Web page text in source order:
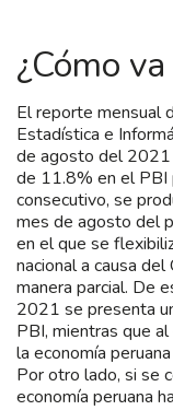
¿Cómo
El reporte mensual
Estadística e
de agosto del 2021
de 11.8% en el PBI
consecutivo, se
mes de agosto del
en el que se
nacional a causa
manera parcial. De
2021 se presenta
PBI, mientras que
la economía
Por otro lado, si se
economía peruana